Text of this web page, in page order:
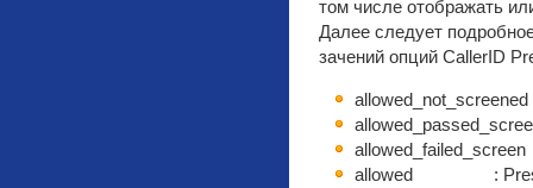
том числе отображать
Далее следует
зачений опций CallerID
allowed :